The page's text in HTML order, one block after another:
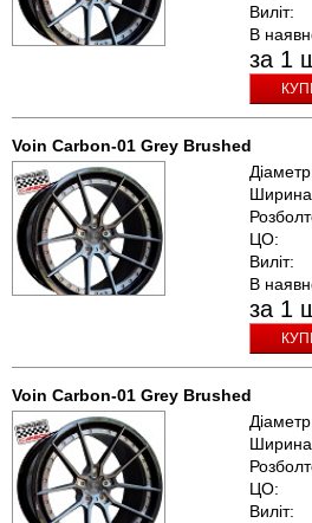
Виліт:
В
за 1
Voin Carbon-01 Grey Brushed
ЦО:
Виліт:
В
за 1
Voin Carbon-01 Grey Brushed
ЦО:
Виліт: